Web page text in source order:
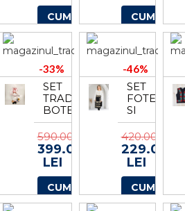
CUMPARA CUMPARA
-33%
SET
TRADITIONAL
BOTEZ
BAIAT
-
COSTUMAS
+
LUMANARE
ADAN
3
590.00
399.00
LEI
CUMPARA
-46%
SET
FOTE
SI
BRAU
4
420.00
229.00
LEI
CUMPARA